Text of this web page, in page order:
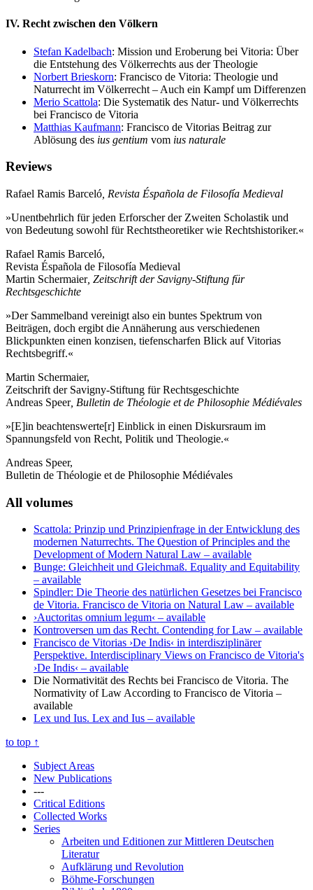
IV. Recht zwischen den Völkern
Stefan Kadelbach: Mission und Eroberung bei Vitoria: Über
die Entstehung des Völkerrechts aus der Theologie
Norbert Brieskorn: Francisco de Vitoria: Theologie und
Naturrecht im Völkerrecht – Auch ein Kampf um Differenzen
Merio Scattola: Die Systematik des Natur- und Völkerrechts
bei Francisco de Vitoria
Matthias Kaufmann: Francisco de Vitorias Beitrag zur
Ablösung des ius gentium vom ius naturale
Reviews
Rafael Ramis Barceló , Revista Éspañola de Filosofía Medieval
»Unentbehrlich für jeden Erforscher der Zweiten Scholastik und
von Bedeutung sowohl für Rechtstheoretiker wie Rechtshistoriker.«
Rafael Ramis Barceló,
Revista Éspañola de Filosofía Medieval
Martin Schermaier, Zeitschrift der Savigny-Stiftung für
Rechtsgeschichte
»Der Sammelband vereinigt also ein buntes Spektrum von
Beiträgen, doch ergibt die Annäherung aus verschiedenen
Blickpunkten einen konzisen, tiefenscharfen Blick auf Vitorias
Rechtsbegriff.«
Martin Schermaier,
Zeitschrift der Savigny-Stiftung für Rechtsgeschichte
Andreas Speer, Bulletin de Théologie et de Philosophie Médiévales
»[E]in beachtenswerte[r] Einblick in einen Diskursraum im
Spannungsfeld von Recht, Politik und Theologie.«
Andreas Speer,
Bulletin de Théologie et de Philosophie Médiévales
All volumes
Scattola: Prinzip und Prinzipienfrage in der Entwicklung des
modernen Naturrechts. The Question of Principles and the
Development of Modern Natural Law – available
Bunge: Gleichheit und Gleichmaß. Equality and Equitability
– available
Spindler: Die Theorie des natürlichen Gesetzes bei Francisco
de Vitoria. Francisco de Vitoria on Natural Law – available
›Auctoritas omnium legum‹ – available
Kontroversen um das Recht. Contending for Law – available
Francisco de Vitorias ›De Indis‹ in interdisziplinärer
Perspektive. Interdisciplinary Views on Francisco de Vitoria's
›De Indis‹ – available
Die Normativität des Rechts bei Francisco de Vitoria. The
Normativity of Law According to Francisco de Vitoria –
available
Lex und Ius. Lex and Ius – available
to top ↑
Subject Areas
New Publications
---
Critical Editions
Collected Works
Series
Arbeiten und Editionen zur Mittleren Deutschen
Literatur
Aufklärung und Revolution
Böhme-Forschungen